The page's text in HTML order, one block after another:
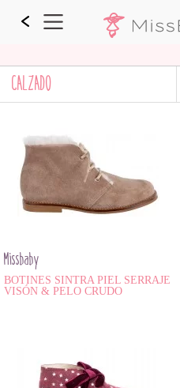
CALZADO
Missbaby
BOTINES SINTRA PIEL SERRAJE
VISÓN & PELO CRUDO